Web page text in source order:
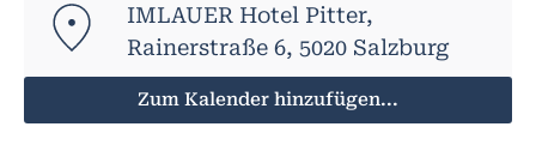
IMLAUER Hotel Pitter,
Rainerstraße 6, 5020 Salzburg
Zum Kalender hinzufügen...